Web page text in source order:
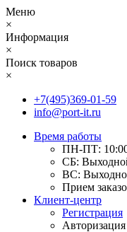
Меню
×
Информация
×
Поиск товаров
×
+7(495)369-01-59
info@port-it.ru
Время работы
ПН-ПТ:
СБ:
ВС:
Прием
Клиент-центр
Регистрация
Авторизация